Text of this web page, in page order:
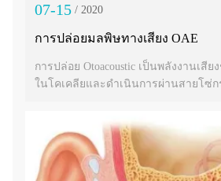
07-15 / 2020
การปล่อยมลพิษทางเสียง OAE
การปล่อย Otoacoustic เป็นพลังงานเสี
ในโคเคลียและดำเนินการผ่านสายโซ่